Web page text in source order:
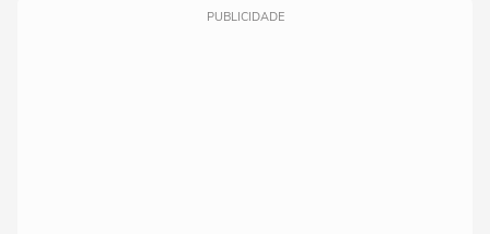
PUBLICIDADE